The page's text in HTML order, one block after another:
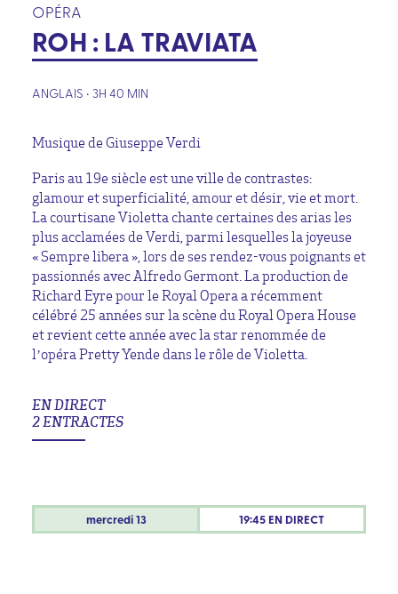
OPÉRA
ROH : LA TRAVIATA
ANGLAIS • 3H 40 MIN
Musique de Giuseppe Verdi
Paris au 19e siècle est une ville de contrastes:
glamour et superficialité, amour et désir, vie et mort.
La courtisane Violetta chante certaines des arias les
plus acclamées de Verdi, parmi lesquelles la joyeuse
« Sempre libera », lors de ses rendez-vous poignants et
passionnés avec Alfredo Germont. La production de
Richard Eyre pour le Royal Opera a récemment
célébré 25 années sur la scène du Royal Opera House
et revient cette année avec la star renommée de
l’opéra Pretty Yende dans le rôle de Violetta.
EN DIRECT
2 ENTRACTES
mercredi13 19:45 EN DIRECT